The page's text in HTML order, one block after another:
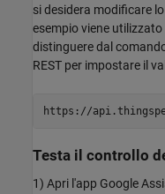
si desidera modificare
esempio viene
distinguere dal
REST per impostare il
Testa il controllo
1) Apri l'app Google